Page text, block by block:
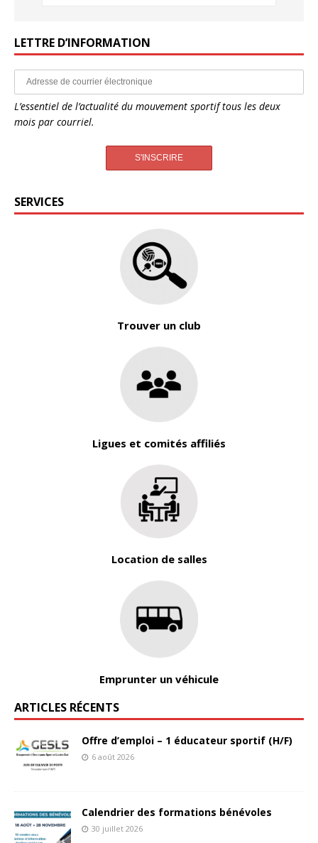
LETTRE D’INFORMATION
L’essentiel de l’actualité du mouvement sportif tous les deux
mois par courriel.
SERVICES
Trouver un club
Ligues et comités affiliés
Location de salles
Emprunter un véhicule
ARTICLES RÉCENTS
Offre d’emploi – 1 éducateur sportif (H/F)
6 août 2026
Calendrier des formations bénévoles
30 juillet 2026